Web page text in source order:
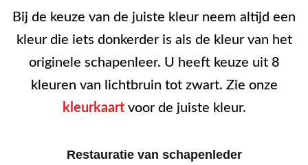
Bij de keuze van de juiste kleur neem altijd een
kleur die iets donkerder is als de kleur van het
originele schapenleer. U heeft keuze uit 8
kleuren van lichtbruin tot zwart. Zie onze
kleurkaartvoor de juiste kleur.
Restauratie van schapenleder